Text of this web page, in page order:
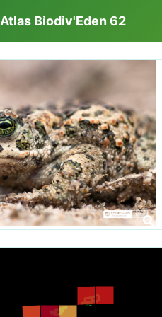
Atlas Biodiv'Eden 62